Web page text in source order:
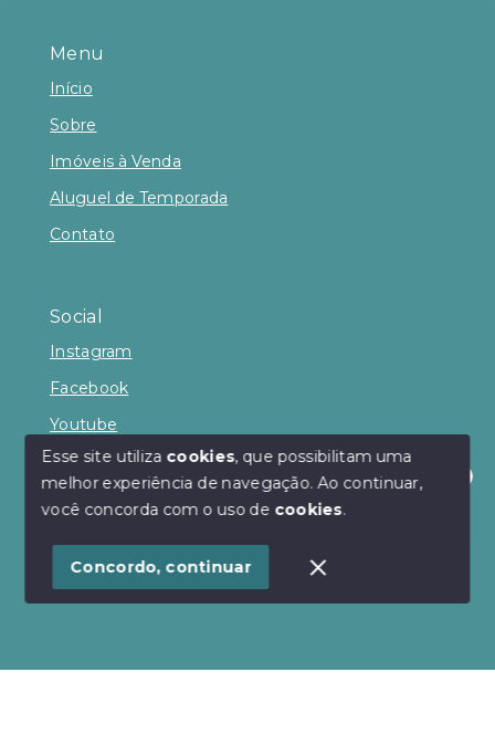
Olá! Estamos disponíveis para te ajudar.
Menu
Início
Sobre
Imóveis à Venda
Aluguel de Temporada
Contato
Social
Instagram
Facebook
Youtube
© Copyright 2026 - Andrea Lenz Negócios
SITE PARA IMOBILIARIA
Esse site utiliza cookies, que possibilitam uma
melhor experiência de navegação.Ao continuar,
você concorda com o uso de cookies.
Concordo, continuar